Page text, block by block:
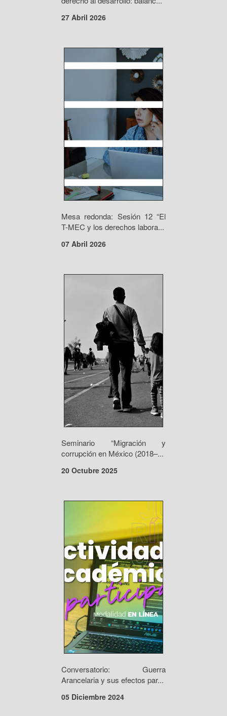
27 Abril 2026
Mesa redonda: Sesión 12 “El
T-MEC y los derechos labora...
07 Abril 2026
Seminario “Migración y
corrupción en México (2018–...
20 Octubre 2025
Conversatorio: Guerra
Arancelaria y sus efectos par...
05 Diciembre 2024